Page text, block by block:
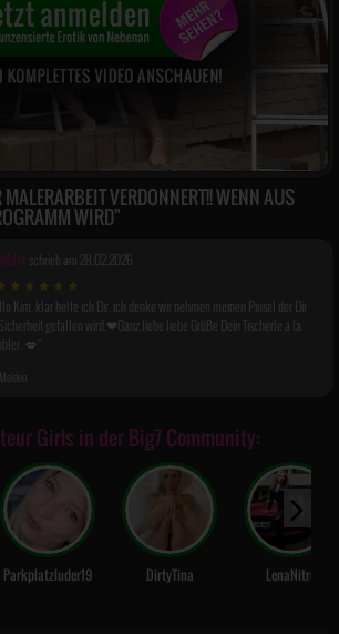
VERDONNERT!! WENN AUS
WIRD"
schrieb am 28.02.2026
Kim, klar helfe ich Dir, ich denke wir nehmen meinen Pinsel der Dir
gefallen wird.❤Ganz liebe liebe Grüße Dein Tischerle a la
💋
Melden
Girls in der Big7 Community:
Parkplatzluder19 DirtyTina LenaNitro